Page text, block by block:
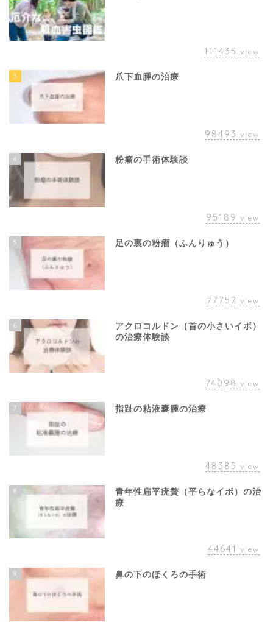
111435 view
3 爪下血腫の治療
98493 view
4 粉瘤の手術体験談
95189 view
5 足の裏の粉瘤（ふんりゅう）
77752 view
6
アクロコルドン（首の小さいイボ）
の治療体験談
74098 view
7 指趾の粘液嚢腫の治療
48385 view
8
青年性扁平疣贅（平らなイボ）の治
療
44641 view
9 鼻の下のほくろの手術